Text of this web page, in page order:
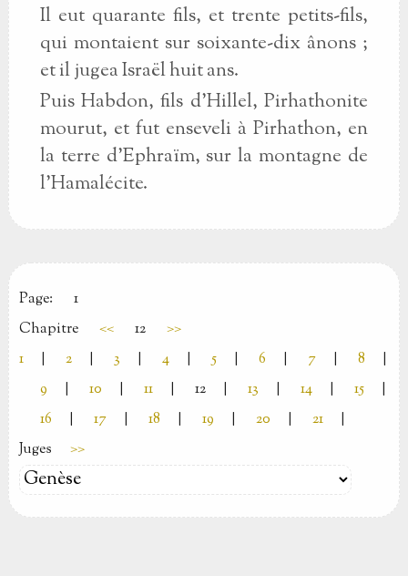
Il eut quarante fils, et trente petits-fils,
qui montaient sur soixante-dix ânons ;
et il jugea Israël huit ans.
Puis Habdon, fils d’Hillel, Pirhathonite
mourut, et fut enseveli à Pirhathon, en
la terre d’Ephraïm, sur la montagne de
l’Hamalécite.
Page:
1
Chapitre
<< 12
>>
1
2 3 4 5 6 7 8
9
10 11 12 13 14 15
16
17 18 19 20 21
Juges
>>